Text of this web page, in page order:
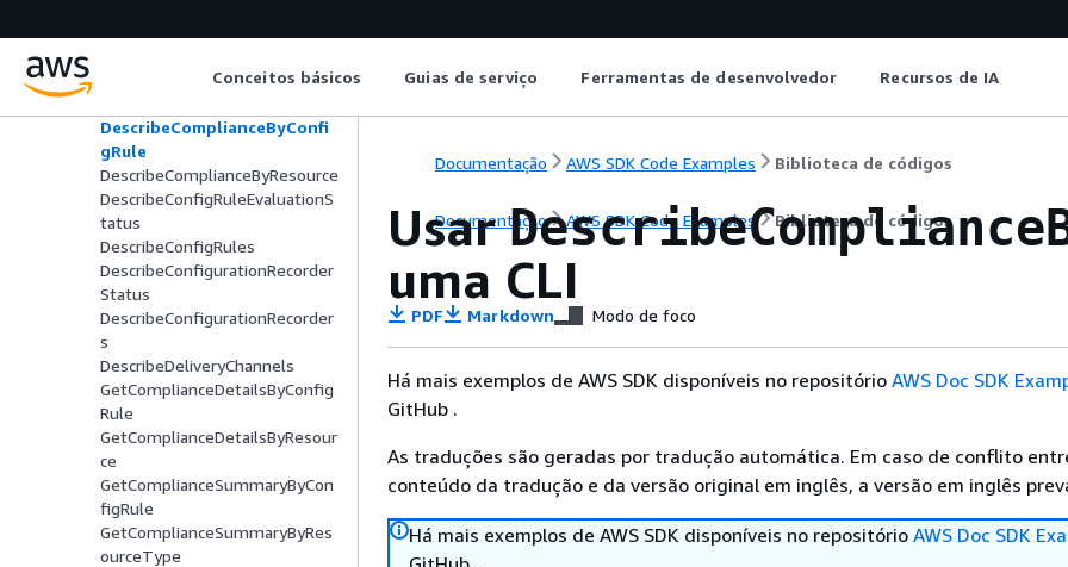
Conceitos básicos Guias de serviço Ferramentas de desenvolvedor Recursos de IA
Conceitos básicos
DescribeComplianceByConfi
gRule
DescribeComplianceByResource
DescribeConfigRuleEvaluationS
tatus
DescribeConfigRules
DescribeConfigurationRecorder
Status
DescribeConfigurationRecorder
s
DescribeDeliveryChannels
GetComplianceDetailsByConfig
Rule
GetComplianceDetailsByResour
ce
GetComplianceSummaryByCon
figRule
GetComplianceSummaryByRes
ourceType
Documentação AWS SDK Code Examples Biblioteca de códigos
Documentação AWS SDK Code Examples Biblioteca de códigos
Usar
uma CLI
PDF Markdown Modo de foco
Há mais exemplos de AWS SDK disponíveis no repositório AWS Doc SDK
GitHub .
As traduções são geradas por tradução automática. Em caso de conflito
conteúdo da tradução e da versão original em inglês, a versão em inglês
Há mais exemplos de AWS SDK disponíveis no repositório AWS Doc SDK